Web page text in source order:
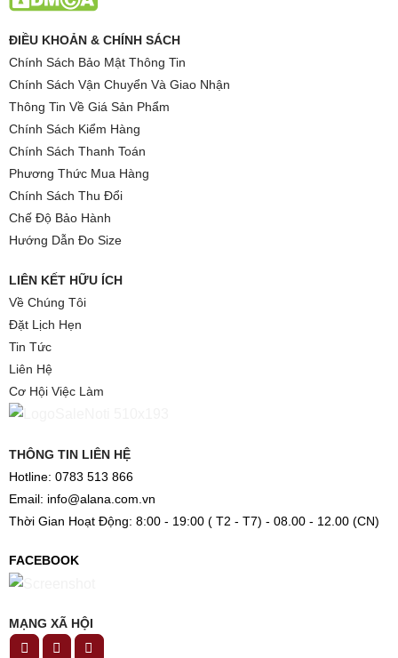
ĐIỀU KHOẢN & CHÍNH SÁCH
Chính Sách Bảo Mật Thông Tin
Chính Sách Vận Chuyển Và Giao Nhận
Thông Tin Về Giá Sản Phẩm
Chính Sách Kiểm Hàng
Chính Sách Thanh Toán
Phương Thức Mua Hàng
Chính Sách Thu Đổi
Chế Độ Bảo Hành
Hướng Dẫn Đo Size
LIÊN KẾT HỮU ÍCH
Về Chúng Tôi
Đặt Lịch Hẹn
Tin Tức
Liên Hệ
Cơ Hội Việc Làm
THÔNG TIN LIÊN HỆ
Hotline: 0783 513 866
Email: info@alana.com.vn
Thời Gian Hoạt Động: 8:00 - 19:00 ( T2 - T7) - 08.00 - 12.00 (CN)
FACEBOOK
MẠNG XÃ HỘI